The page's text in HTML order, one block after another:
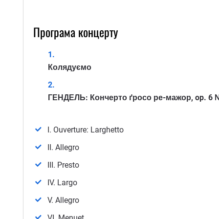
Програма концерту
Колядуємо
ГЕНДЕЛЬ: Кончерто ґросо ре-мажор, op. 6
I. Ouverture: Larghetto
II. Allegro
III. Presto
IV. Largo
V. Allegro